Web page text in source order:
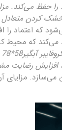
می‌کند.
کردن متعادل
اصالت عرضه
که محیط کاری
افزایش
می‌سازد.